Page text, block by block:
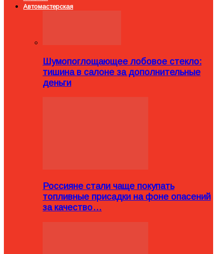
Автомастерская
Шумопоглощающее лобовое стекло:
тишина в салоне за дополнительные
деньги
Россияне стали чаще покупать
топливные присадки на фоне опасений
за качество…